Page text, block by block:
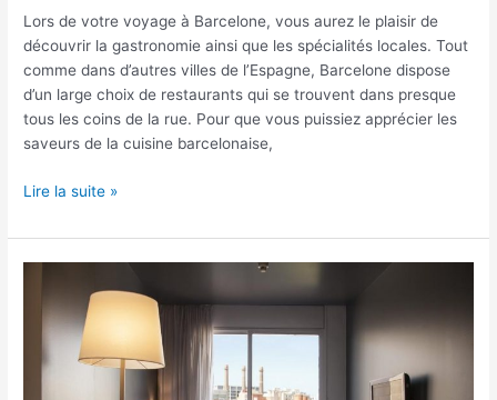
Lors de votre voyage à Barcelone, vous aurez le plaisir de
découvrir la gastronomie ainsi que les spécialités locales. Tout
comme dans d’autres villes de l’Espagne, Barcelone dispose
d’un large choix de restaurants qui se trouvent dans presque
tous les coins de la rue. Pour que vous puissiez apprécier les
saveurs de la cuisine barcelonaise,
Lire la suite »
Barcelone :
où ?